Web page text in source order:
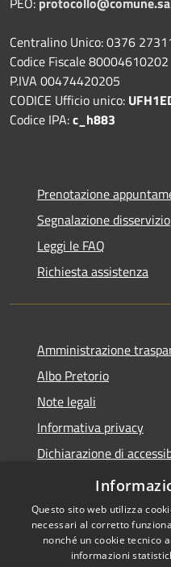
Centralino Unico: 0376
Codice Fiscale 80004610202
P.IVA 00474420205
CODICE Ufficio unico:
Codice IPA:c_h883
Prenotazione
Segnalazione disservizio
Leggi le FAQ
Richiesta assistenza
Amministrazione
Albo Pretorio
Note legali
Informativa privacy
Dichiarazione di
Obiettivi di accessibilità
Questo sito web utilizza
necessari al corretto
nonché un cookie tecnico
informazioni